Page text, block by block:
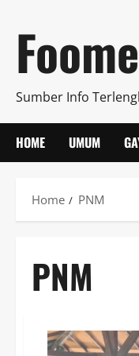
content
Sumber Info
HOME UMUM
Home PNM
PNM